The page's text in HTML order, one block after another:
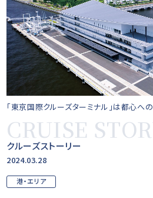
CRUISE
クルーズストーリー
2024.03.28
港・エリア
「東京国際クルーズターミナル」は都心へ